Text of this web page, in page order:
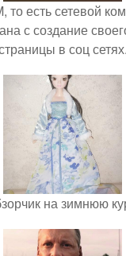
то есть сетевой
с создание
в соц сетях.
на зимнюю